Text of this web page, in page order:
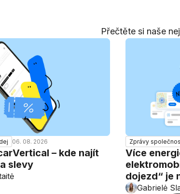
Přečtěte si naše
06. 08. 2026
– kde najít
slevy
Zprávy
Více
dojezd“ je
Gabrielė